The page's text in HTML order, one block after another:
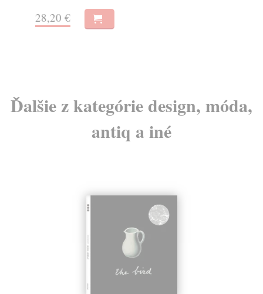
28,20 €
Ďalšie z kategórie design, móda,
antiq a iné